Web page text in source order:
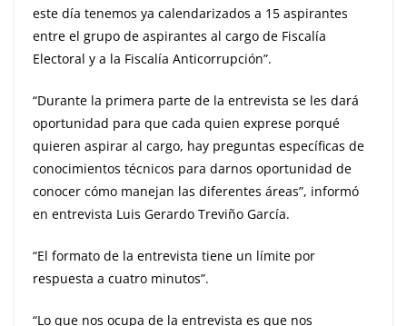
este día tenemos ya calendarizados a 15 aspirantes
entre el grupo de aspirantes al cargo de Fiscalía
Electoral y a la Fiscalía Anticorrupción”.
“Durante la primera parte de la entrevista se les dará
oportunidad para que cada quien exprese porqué
quieren aspirar al cargo, hay preguntas específicas de
conocimientos técnicos para darnos oportunidad de
conocer cómo manejan las diferentes áreas”, informó
en entrevista Luis Gerardo Treviño García.
“El formato de la entrevista tiene un límite por
respuesta a cuatro minutos”.
“Lo que nos ocupa de la entrevista es que nos